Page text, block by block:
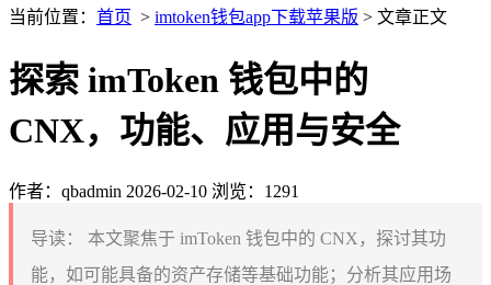
当前位置： 首页 > imtoken钱包app下载苹果版 > 文章正文
探索 imToken 钱包中的
CNX，功能、应用与安全
作者：qbadmin 2026-02-10 浏览：1291
导读：
本文聚焦于 imToken 钱包中的 CNX，探讨其功
能，如可能具备的资产存储等基础功能；分析其应用场